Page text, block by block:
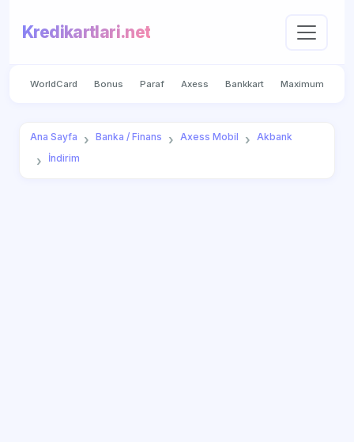
Kredikartlari.net
WorldCard Bonus Paraf Axess Bankkart Maximum
Ana Sayfa Banka / Finans Axess Mobil
Akbank
İndirim